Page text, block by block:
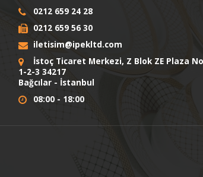
0212 659 24 28
0212 659 56 30
iletisim@ipekltd.com
İstoç Ticaret Merkezi, Z Blok ZE Plaza
1-2-3 34217
Bağcılar - İstanbul
08:00 - 18:00